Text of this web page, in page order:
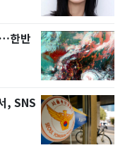
한반
, SNS